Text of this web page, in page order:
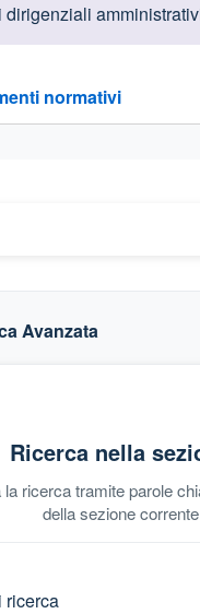
dirigenziali
normativi
Avanzata
Ricerca nella
la ricerca tramite parole
della sezione corrente
ricerca